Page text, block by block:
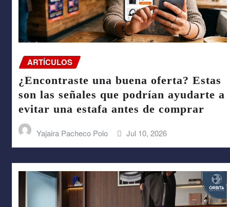
ARTÍCULOS
¿Encontraste una buena oferta? Estas
son las señales que podrían ayudarte a
evitar una estafa antes de comprar
Yajaira Pacheco Polo Jul 10, 2026